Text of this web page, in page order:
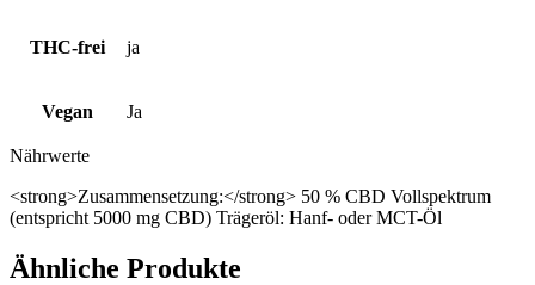
THC-frei ja
Vegan Ja
Nährwerte
<strong>Zusammensetzung:</strong> 50 % CBD Vollspektrum
(entspricht 5000 mg CBD) Trägeröl: Hanf- oder MCT-Öl
Ähnliche Produkte